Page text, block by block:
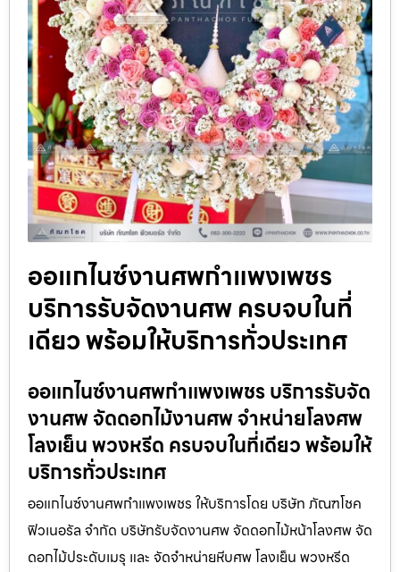
ออแกไนซ์งานศพกำแพงเพชร
บริการรับจัดงานศพ ครบจบในที่
เดียว พร้อมให้บริการทั่วประเทศ
ออแกไนซ์งานศพกำแพงเพชร บริการรับจัด
งานศพ จัดดอกไม้งานศพ จำหน่ายโลงศพ
โลงเย็น พวงหรีด ครบจบในที่เดียว พร้อมให้
บริการทั่วประเทศ
ออแกไนซ์งานศพกำแพงเพชร ให้บริการโดย บริษัท ภัณฑโชค
ฟิวเนอรัล จำกัด บริษัทรับจัดงานศพ จัดดอกไม้หน้าโลงศพ จัด
ดอกไม้ประดับเมรุ และ จัดจำหน่ายหีบศพ โลงเย็น พวงหรีด